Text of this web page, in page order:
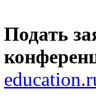
Подать